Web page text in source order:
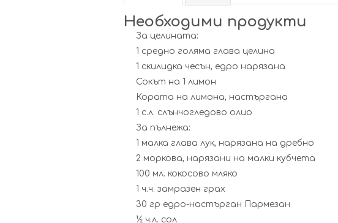
Необходими продукти
За целината:
1 средно голяма глава целина
1 скилидка чесън, едро нарязана
Сокът на 1 лимон
Кората на лимона, настъргана
1 с.л. слънчогледово олио
За пълнежа:
1 малка глава лук, нарязана на дребно
2 моркова, нарязани на малки кубчета
100 мл. кокосово мляко
1 ч.ч. замразен грах
30 гр едро-настърган Пармезан
½ ч.л. сол